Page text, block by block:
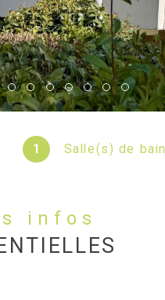
1 Salle(s) de bain
infos